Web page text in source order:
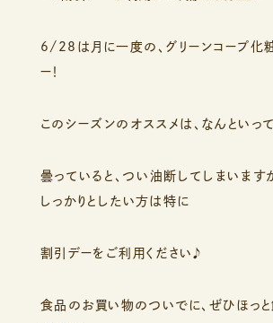
6/28は月に一度の、グリーンコープ化
ー！
このシーズンのオススメは、なんといっ
曇っていると、つい油断してしまいます
しっかりとしたい方は特に
割引デーをご利用ください♪
食品のお買い物のついでに、ぜひほっ